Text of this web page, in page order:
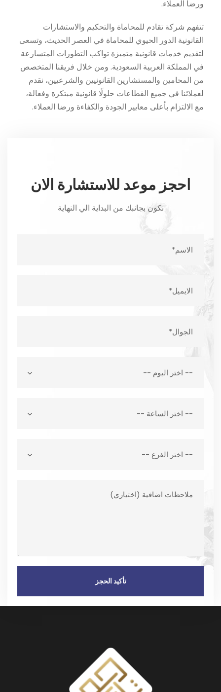
ورضا العملاء.
تتفهم شركة تقادم للمحاماة والتحكيم والاستشارات
القانونية الدور الحيوي للمحاماة في العصر الحديث، وتسعى
لتقديم خدمات قانونية متميزة تواكب التطورات المتسارعة
في المملكة العربية السعودية. ومن خلال فريقنا المتخصص
من المحامين والمستشارين القانونيين والشرعيين، نقدم
لعملائنا في جميع القطاعات حلولًا قانونية مبتكرة وفعالة،
مع الالتزام بأعلى معايير الجودة والكفاءة ورضا العملاء.
احجز موعد للاستشارة الان
نكون بجانبك من البداية الي النهاية